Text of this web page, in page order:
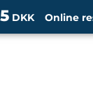
Online
DKK